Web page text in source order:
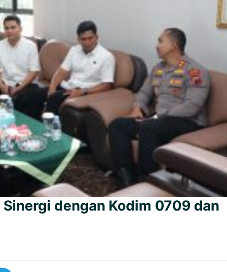
dengan Kodim 0709 dan